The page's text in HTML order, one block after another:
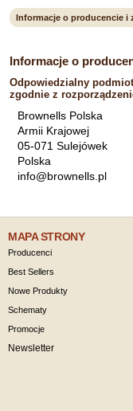
Informacje o producencie i
Informacje o
Odpowiedzialny
zgodnie z
Brownells Polska
Armii Krajowej
05-071 Sulejówek
Polska
info@brownells.pl
MAPA STRONY
Producenci
Best Sellers
Nowe Produkty
Schematy
Promocje
Newsletter